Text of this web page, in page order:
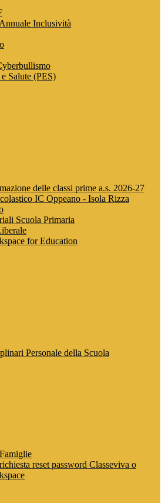
Inclusività
Salute (PES)
delle classi prime a.s. 2026-27
IC Oppeano - Isola Rizza
Scuola Primaria
for Education
Personale della Scuola
reset password Classeviva o